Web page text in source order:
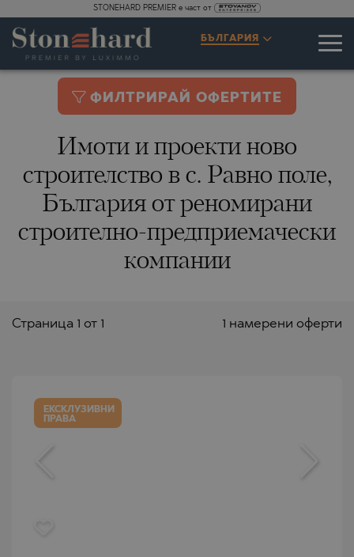
STONEHARD PREMIER е част от
БЪЛГАРИЯ
ФИЛТРИРАЙ ОФЕРТИТЕ
Имоти и проекти ново
строителство в с. Равно поле,
България от реномирани
строително-предприемачески
компании
1 намерени оферти
Страницa 1 от 1
ЕКСКЛУЗИВНИ
ПРАВА